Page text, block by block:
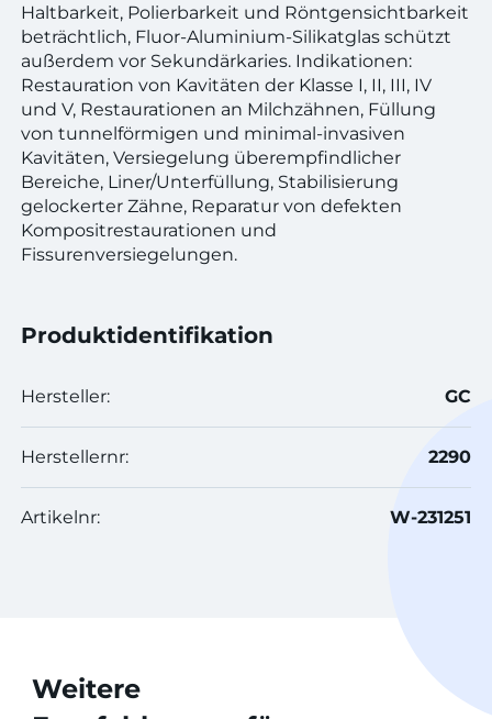
Haltbarkeit, Polierbarkeit und Röntgensichtbarkeit
beträchtlich, Fluor-Aluminium-Silikatglas schützt
außerdem vor Sekundärkaries. Indikationen:
Restauration von Kavitäten der Klasse I, II, III, IV
und V, Restaurationen an Milchzähnen, Füllung
von tunnelförmigen und minimal-invasiven
Kavitäten, Versiegelung überempfindlicher
Bereiche, Liner/Unterfüllung, Stabilisierung
gelockerter Zähne, Reparatur von defekten
Kompositrestaurationen und
Fissurenversiegelungen.
Produktidentifikation
Hersteller: GC
Herstellernr: 2290
Artikelnr: W-231251
Weitere